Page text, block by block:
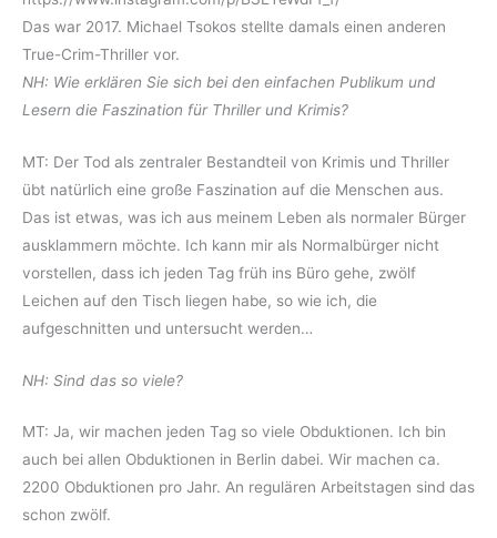
Das war 2017. Michael Tsokos stellte damals einen anderen
True-Crim-Thriller vor.
NH: Wie erklären Sie sich bei den einfachen Publikum und
Lesern die Faszination für Thriller und Krimis?
MT: Der Tod als zentraler Bestandteil von Krimis und Thriller
übt natürlich eine große Faszination auf die Menschen aus.
Das ist etwas, was ich aus meinem Leben als normaler Bürger
ausklammern möchte. Ich kann mir als Normalbürger nicht
vorstellen, dass ich jeden Tag früh ins Büro gehe, zwölf
Leichen auf den Tisch liegen habe, so wie ich, die
aufgeschnitten und untersucht werden…
NH: Sind das so viele?
MT: Ja, wir machen jeden Tag so viele Obduktionen. Ich bin
auch bei allen Obduktionen in Berlin dabei. Wir machen ca.
2200 Obduktionen pro Jahr. An regulären Arbeitstagen sind das
schon zwölf.